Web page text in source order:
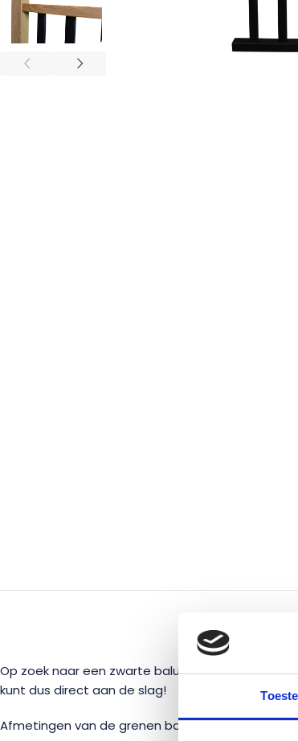
Op zoek naar een zwarte balustrade met eiken
kunt dus direct aan de slag!
Afmetingen van de grenen balustrade met eiken